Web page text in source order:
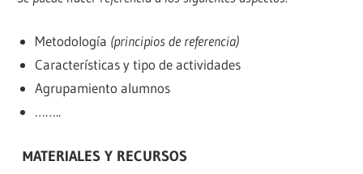
Metodología (principios de referencia)
Características y tipo de actividades
Agrupamiento alumnos
……..
MATERIALES Y RECURSOS